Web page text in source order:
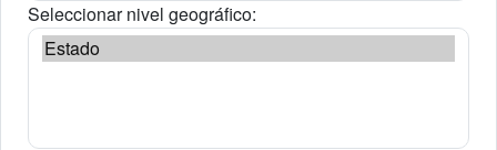
Seleccionar nivel geográfico: